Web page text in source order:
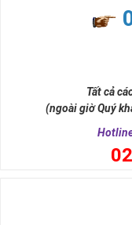
Săn Sim
Nhằm tri ân khách
một số mặt hàngsim
đang có nhu cầu
ưu hãy điểm qua
Mỗi đại lý bán sim
những sim số đang
duyên chưa tới nên
Tất cả
(ngoài giờ Quý
0